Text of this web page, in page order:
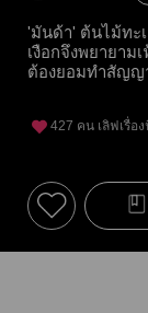
'มันด้า' ต้นไม้ทะเ
เงือกจึงพยายา
ต้องยอมทำสัญญ
427 คน เลิฟเรื่อ